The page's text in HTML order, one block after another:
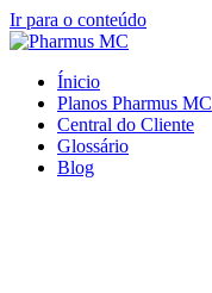
Ir para o conteúdo
Ínicio
Planos Pharmus MC
Central do Cliente
Glossário
Blog